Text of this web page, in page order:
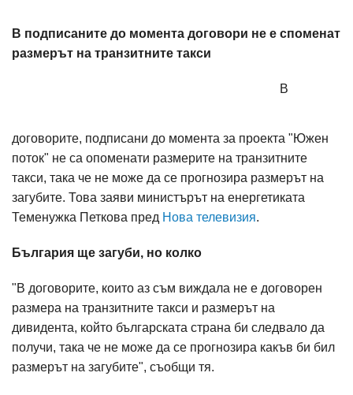
В подписаните до момента договори не е споменат
размерът на транзитните такси
В
договорите, подписани до момента за проекта "Южен
поток" не са опоменати размерите на транзитните
такси, така че не може да се прогнозира размерът на
загубите. Това заяви министърът на енергетиката
Теменужка Петкова пред Нова телевизия.
България ще загуби, но колко
"В договорите, които аз съм виждала не е договорен
размера на транзитните такси и размерът на
дивидента, който българската страна би следвало да
получи, така че не може да се прогнозира какъв би бил
размерът на загубите", съобщи тя.